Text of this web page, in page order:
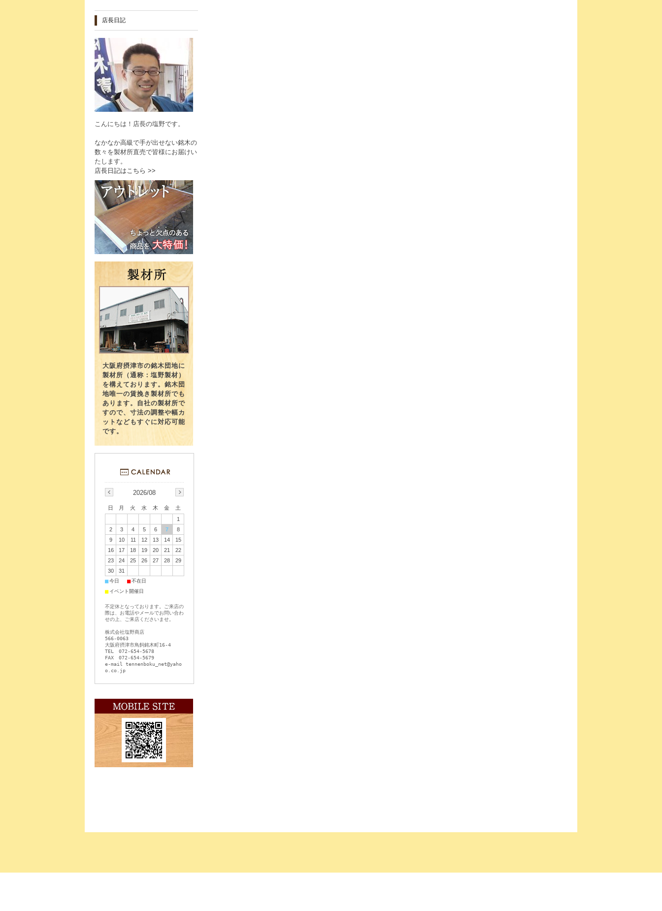
店長日記
こんにちは！店長の塩野です。
なかなか高級で手が出せない銘木の
数々を製材所直売で皆様にお届けい
たします。
店長日記はこちら >>
大阪府摂津市の銘木団地に
製材所（通称：塩野製材）
を構えております。銘木団
地唯一の賃挽き製材所でも
あります。自社の製材所で
すので、寸法の調整や幅カ
ットなどもすぐに対応可能
です。
2026/08
日 月 火 水 木 金
土
1
2
3 4 5 6 7
8
9
10 11 12 13 14
15
16
17 18 19 20 21
22
23
24 25 26 27 28
29
30
31
■今日 ■不在日
■ イベント開催日
不定休となっております。ご来店の
際は、お電話やメールでお問い合わ
せの上、ご来店くださいませ。
株式会社塩野商店
566-0063
大阪府摂津市鳥飼銘木町16-4
TEL 072-654-5678
FAX 072-654-5679
e-mail tennenboku_net@yaho
o.co.jp